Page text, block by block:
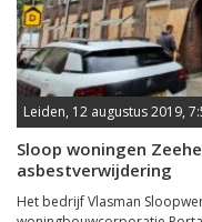
Leiden, 12 augustus 2019,
Sloop woningen
asbestverwijdering
Het bedrijf Vlasman